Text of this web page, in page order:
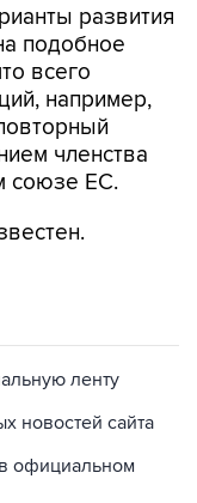
развития
подобное
всего
например,
членства
союзе ЕС.
ленту
новостей сайта
официальном